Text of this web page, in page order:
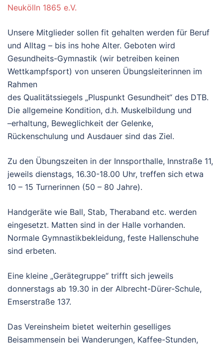
Neukölln 1865 e.V.
Unsere Mitglieder sollen fit gehalten werden für Beruf
und Alltag – bis ins hohe Alter. Geboten wird
Gesundheits-Gymnastik (wir betreiben keinen
Wettkampfsport) von unseren Übungsleiterinnen im
Rahmen
des Qualitätssiegels „Pluspunkt Gesundheit“ des DTB.
Die allgemeine Kondition, d.h. Muskelbildung und
–erhaltung, Beweglichkeit der Gelenke,
Rückenschulung und Ausdauer sind das Ziel.
Zu den Übungszeiten in der Innsporthalle, Innstraße 11,
jeweils dienstags, 16.30-18.00 Uhr, treffen sich etwa
10 – 15 Turnerinnen (50 – 80 Jahre).
Handgeräte wie Ball, Stab, Theraband etc. werden
eingesetzt. Matten sind in der Halle vorhanden.
Normale Gymnastikbekleidung, feste Hallenschuhe
sind erbeten.
Eine kleine „Gerätegruppe“ trifft sich jeweils
donnerstags ab 19.30 in der Albrecht-Dürer-Schule,
Emserstraße 137.
Das Vereinsheim bietet weiterhin geselliges
Beisammensein bei Wanderungen, Kaffee-Stunden,